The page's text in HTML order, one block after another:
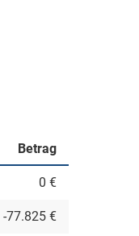
Betrag
0 €
-77.825 €